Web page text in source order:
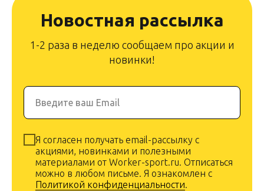
Новостная рассылка
1-2 раза в неделю сообщаем про акции и
новинки!
Введите ваш Email
Я согласен получать email-рассылку с
акциями, новинками и полезными
материалами от Worker-sport.ru. Отписаться
можно в любом письме. Я ознакомлен с
Политикой конфиденциальности.